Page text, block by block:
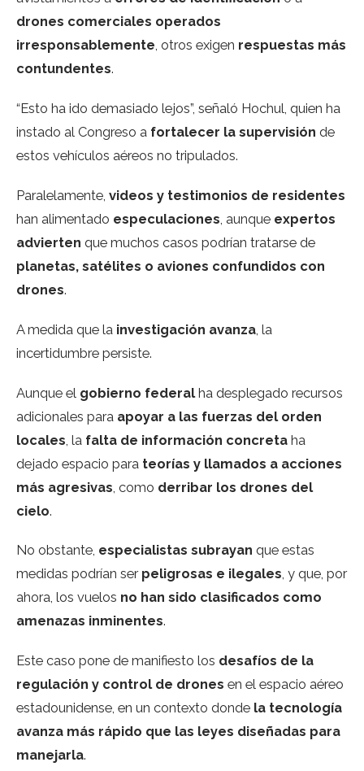
drones comerciales operados
irresponsablemente, otros exigen respuestas más
contundentes.
“Esto ha ido demasiado lejos”, señaló Hochul, quien ha
instado al Congreso a fortalecer la supervisión de
estos vehículos aéreos no tripulados.
Paralelamente, videos y testimonios de residentes
han alimentado especulaciones, aunque expertos
advierten que muchos casos podrían tratarse de
planetas, satélites o aviones confundidos con
drones.
A medida que la investigación avanza , la
incertidumbre persiste.
Aunque el gobierno federalha desplegado recursos
adicionales para apoyar a las fuerzas del orden
locales , la falta de información concreta ha
dejado espacio para teorías y llamados a acciones
más agresivas , como derribar los drones del
cielo.
No obstante, especialistas subrayan que estas
medidas podrían ser peligrosas e ilegales, y que, por
ahora, los vuelos no han sido clasificados como
amenazas inminentes.
Este caso pone de manifiesto los desafíos de la
regulación y control de drones en el espacio aéreo
estadounidense, en un contexto donde la tecnología
avanza más rápido que las leyes diseñadas para
manejarla.